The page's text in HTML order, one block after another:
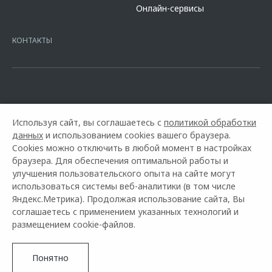
Кредит предоставляет АО Альфа-Банк. ИНН
16.01.2015. Предложение ограничено и не является публичной
Онлайн-сервисы
КОНТАКТЫ
Горячая линия OMODA: +7 (8452) 42-80-46
© 2026 Автомир Саратов
Используя сайт, вы соглашаетесь с политикой обработки
данных и использованием cookies вашего браузера.
Cookies можно отключить в любой момент в настройках
браузера. Для обеспечения оптимальной работы и
улучшения пользовательского опыта на сайте могут
использоваться системы веб-аналитики (в том числе
Яндекс.Метрика). Продолжая использование сайта, Вы
соглашаетесь с применением указанных технологий и
размещением cookie-файлов.
Понятно